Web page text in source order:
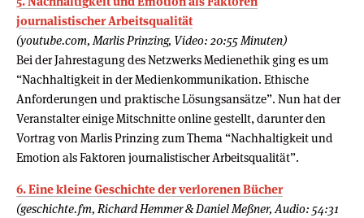
journalistischer Arbeitsqualität
(youtube.com, Marlis Prinzing, Video: 20:55 Minuten)
Bei der Jahrestagung des Netzwerks Medienethik ging es um
“Nachhaltigkeit in der Medienkommunikation. Ethische
Anforderungen und praktische Lösungsansätze”. Nun hat der
Veranstalter einige Mitschnitte online gestellt, darunter den
Vortrag von Marlis Prinzing zum Thema “Nachhaltigkeit und
Emotion als Faktoren journalistischer Arbeitsqualität”.
6. Eine kleine Geschichte der verlorenen Bücher
(geschichte.fm, Richard Hemmer & Daniel Meßner, Audio: 54:31